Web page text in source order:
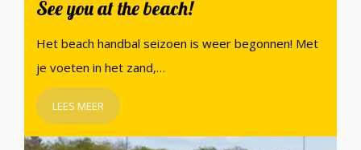
See you at the beach!
Het beach handbal seizoen is weer begonnen! Met
je voeten in het zand,…
LEES MEER